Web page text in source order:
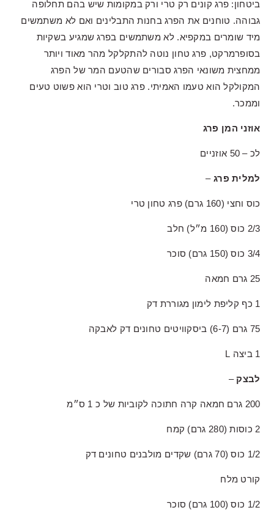
ביטחון: פרג קונים רק טרי ורק במקומות שיש בהם תחלופה
גבוהה. טוחנים את הפרג בחנות התבלינים ואם לא משתמשים
מיד שומרים במקפיא. לא משתמשים בפרג שמגיע בשקיות
בסופרמרקט, פרג טחון נוטה להתקלקל מהר מאוד ויותר
ממחצית משונאי הפרג סבורים שהטעם המר של הפרג
המקולקל הוא טעמו האמיתי. פרג טוב וטרי הוא פשוט טעים
וממכר.
אוזני המן פרג
לכ – 50 אוזניים
למלית פרג –
כוס וחצי (160 גרם) פרג טחון טרי
2/3 כוס (160 מ״ל) חלב
3/4 כוס (150 גרם) סוכר
25 גרם חמאה
1 כף קליפת לימון מגוררת דק
75 גרם (6-7) ביסקוויטים טחונים דק לאבקה
1 ביצה L
לבצק –
200 גרם חמאה קרה חתוכה לקוביות של כ 1 ס״מ
2 כוסות (280 גרם) קמח
1/2 כוס (70 גרם) שקדים מולבנים טחונים דק
קורט מלח
1/2 כוס (100 גרם) סוכר